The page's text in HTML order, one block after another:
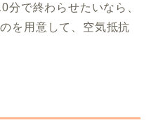
分で終わらせたいなら、
を用意して、空気抵抗